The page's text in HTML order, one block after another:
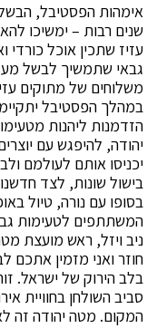
אימהות הפסטיבל,
שנים רבות – ימשיכו
עזיז שתכין אוכל
גבאי שתמשיך לבשל
משלוחים של מתוקים
במהלך הפסטיבל
הזדמנות ליהנות
יהודה, להיפגש עם
יכניסו אותם לעולמם
בישול שונות, לצד
בסופו עם נורה, טיול
המשתתפים לטעימות
ניב ויזל, ראש מועצת
חוזר ואני מזמין אתכם
בלב הירוק של ישראל.
סביב השולחן בחוויית
המקום. מטה יהודה זה